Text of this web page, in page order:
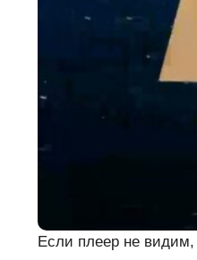
Если плеер не видим,